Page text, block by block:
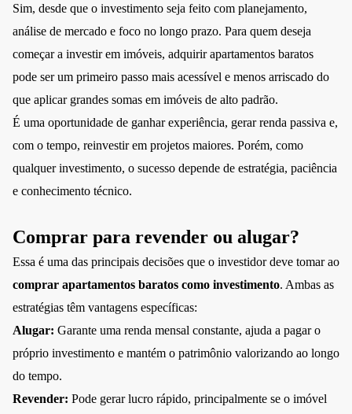
Sim, desde que o investimento seja feito com planejamento,
análise de mercado e foco no longo prazo. Para quem deseja
começar a investir em imóveis, adquirir apartamentos baratos
pode ser um primeiro passo mais acessível e menos arriscado do
que aplicar grandes somas em imóveis de alto padrão.
É uma oportunidade de ganhar experiência, gerar renda passiva e,
com o tempo, reinvestir em projetos maiores. Porém, como
qualquer investimento, o sucesso depende de estratégia, paciência
e conhecimento técnico.
Comprar para revender ou alugar?
Essa é uma das principais decisões que o investidor deve tomar ao
comprar apartamentos baratos como investimento. Ambas as
estratégias têm vantagens específicas:
Alugar: Garante uma renda mensal constante, ajuda a pagar o
próprio investimento e mantém o patrimônio valorizando ao longo
do tempo.
Revender: Pode gerar lucro rápido, principalmente se o imóvel